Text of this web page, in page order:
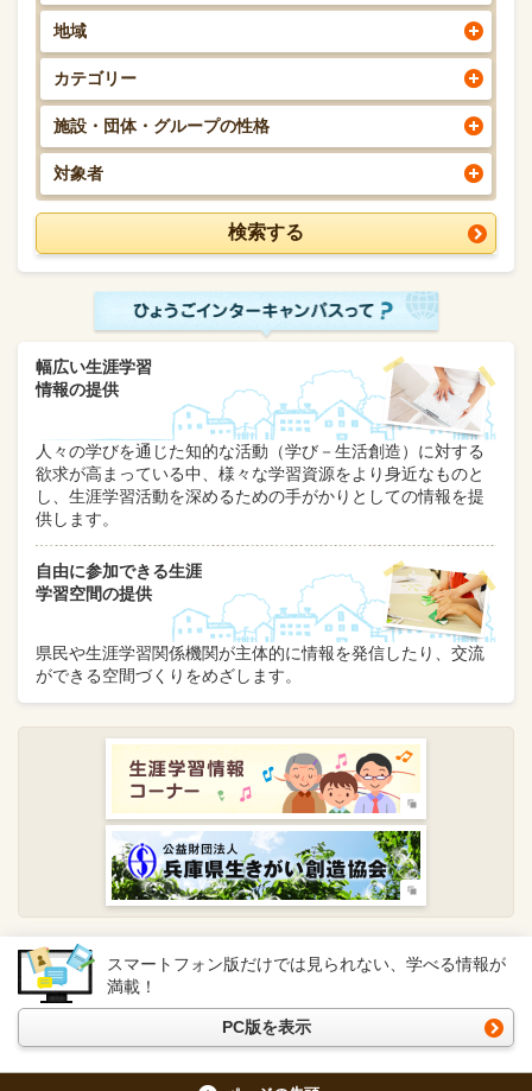
地域
カテゴリー
施設・団体・グループの性格
対象者
幅広い生涯学習
情報の提供
人々の学びを通じた知的な活動（学び－生活創造）に対する
欲求が高まっている中、様々な学習資源をより身近なものと
し、生涯学習活動を深めるための手がかりとしての情報を提
供します。
自由に参加できる生涯
学習空間の提供
県民や生涯学習関係機関が主体的に情報を発信したり、交流
ができる空間づくりをめざします。
スマートフォン版だけでは見られない、学べる情報が
満載！
PC版を表示